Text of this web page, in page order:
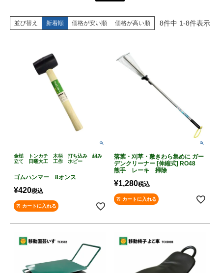
並び替え 新着順 価格が安い順 価格が高い順 8件中 1-8件表示
金槌 トンカチ 木柄 打ち込み 組み
立て 日曜大工 工作 ホビー
ゴムハンマー 8オンス
¥420税込
カートに入れる
落葉・刈草・敷きわら集めに ガー
デンクリーナー [伸縮式] RO48
熊手 レーキ 掃除
¥1,280税込
カートに入れる